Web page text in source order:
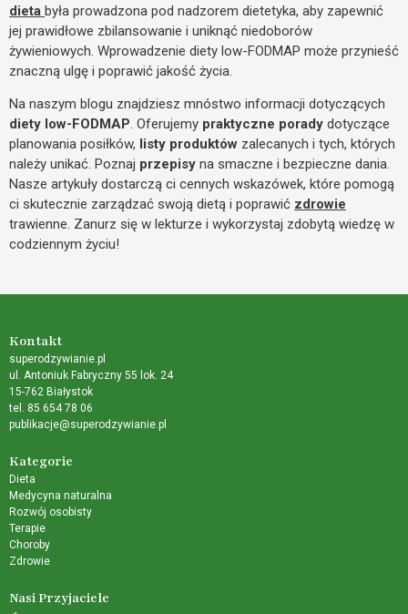
dieta była prowadzona pod nadzorem dietetyka, aby zapewnić
jej prawidłowe zbilansowanie i uniknąć niedoborów
żywieniowych. Wprowadzenie diety low-FODMAP może przynieść
znaczną ulgę i poprawić jakość życia.
Na naszym blogu znajdziesz mnóstwo informacji dotyczących
diety low-FODMAP. Oferujemy praktyczne porady dotyczące
planowania posiłków, listy produktów zalecanych i tych, których
należy unikać. Poznaj przepisy na smaczne i bezpieczne dania.
Nasze artykuły dostarczą ci cennych wskazówek, które pomogą
ci skutecznie zarządzać swoją dietą i poprawić zdrowie
trawienne. Zanurz się w lekturze i wykorzystaj zdobytą wiedzę w
codziennym życiu!
Kontakt
superodzywianie.pl
ul. Antoniuk Fabryczny 55 lok. 24
15-762 Białystok
tel. 85 654 78 06
publikacje@superodzywianie.pl
Kategorie
Dieta
Medycyna naturalna
Rozwój osobisty
Terapie
Choroby
Zdrowie
Nasi Przyjaciele